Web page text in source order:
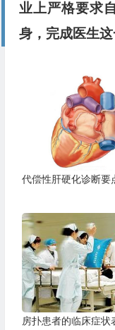
业上严格要求
身，完成医生这
代偿性肝硬化诊断要
房扑患者的临床症状